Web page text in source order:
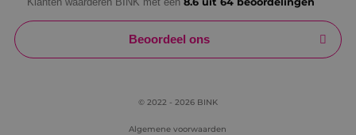
Beoordeel ons
© 2022 - 2026 BINK
Algemene voorwaarden
weken